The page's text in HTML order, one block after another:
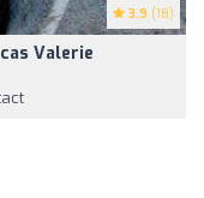
3.9 (18)
Valerie